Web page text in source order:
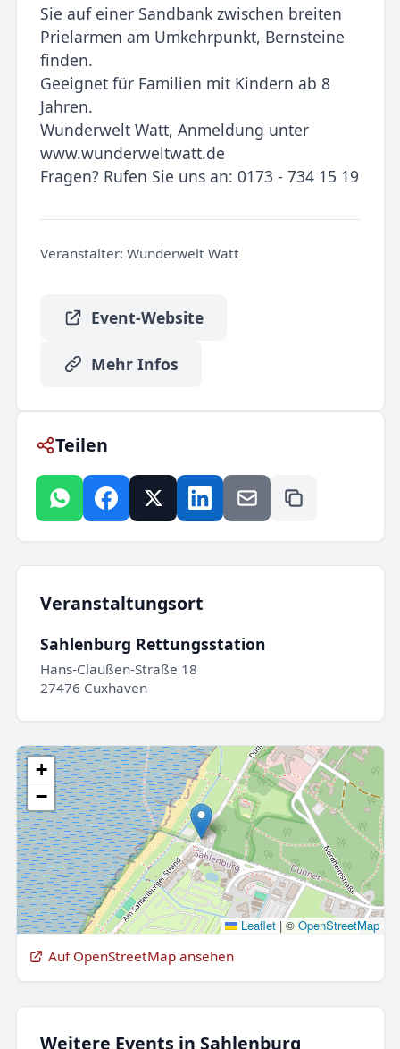
Sie auf einer Sandbank zwischen breiten
Prielarmen am Umkehrpunkt, Bernsteine
finden.
Geeignet für Familien mit Kindern ab 8
Jahren.
Wunderwelt Watt, Anmeldung unter
www.wunderweltwatt.de
Fragen? Rufen Sie uns an: 0173 - 734 15 19
Veranstalter: Wunderwelt Watt
Event-Website
Mehr Infos
Teilen
Veranstaltungsort
Sahlenburg Rettungsstation
Hans-Claußen-Straße 18
27476 Cuxhaven
+
−
Leaflet |© OpenStreetMap
Auf OpenStreetMap ansehen
Weitere Events in Sahlenburg